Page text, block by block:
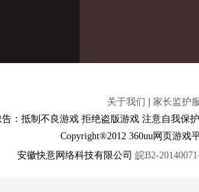
关于我们
家长监护
：抵制不良游戏 拒绝盗版游戏 注意自我保
Copyright®2012 360uu网页游
安徽快意网络科技有限公司 皖B2-